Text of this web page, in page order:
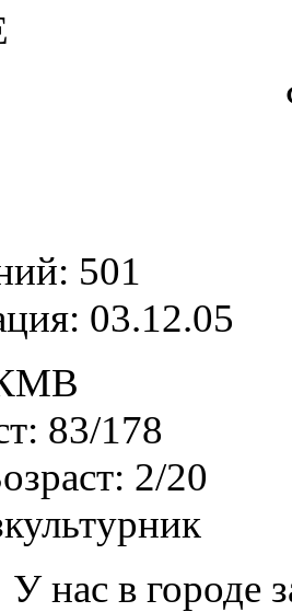
501
03.12.05
83/178
2/20
У нас в городе